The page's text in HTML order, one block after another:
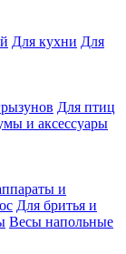
Для кухни Для
Для птиц
и аксессуары
и
Для бритья и
Весы напольные